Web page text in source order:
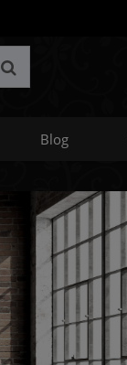
Blog